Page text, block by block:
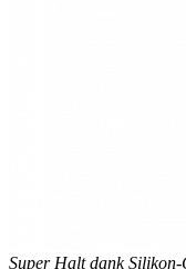
Super Halt dank Silikon-